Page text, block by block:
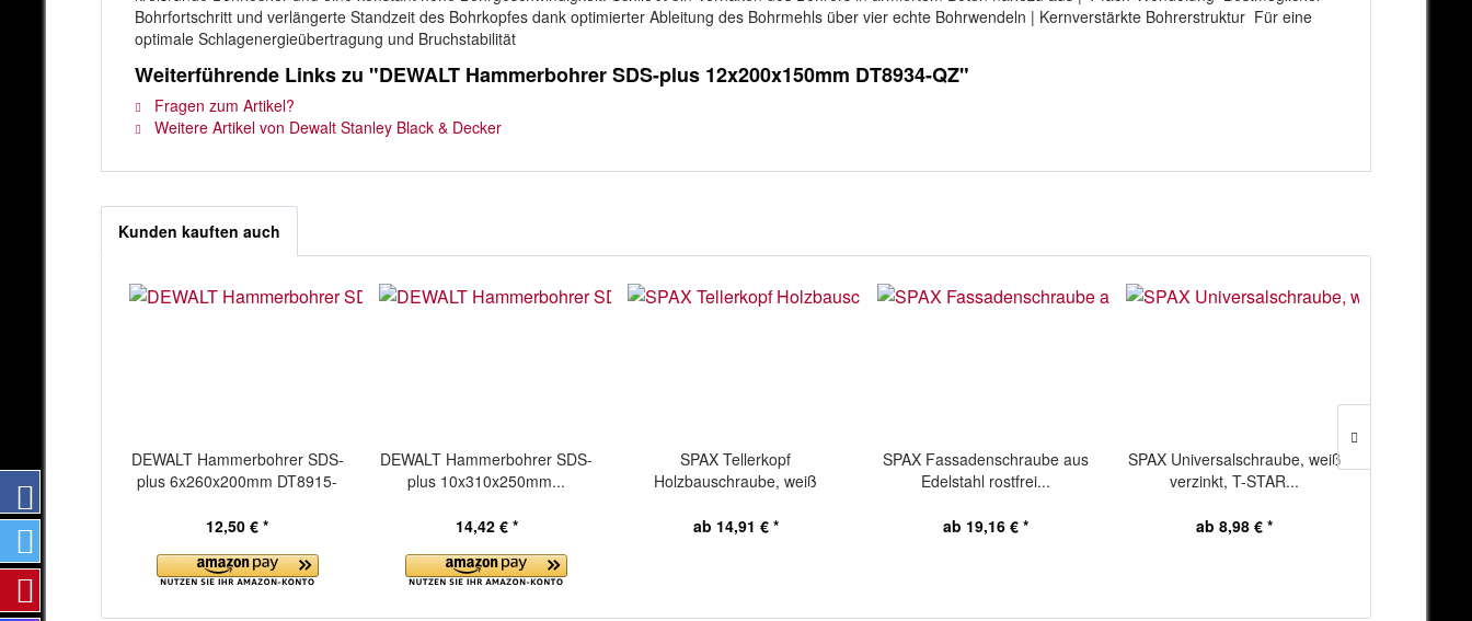
Bohrfortschritt und verlängerte Standzeit des Bohrkopfes dank optimierter Ableitung des Bohrmehls über vier echte Bohrwendeln | Kernverstärkte Bohrerstruktur Für eine
optimale Schlagenergieübertragung und Bruchstabilität
Weiterführende Links zu "DEWALT Hammerbohrer SDS-plus 12x200x150mm DT8934-QZ"
Fragen zum Artikel?
Weitere Artikel von Dewalt Stanley Black & Decker
Kunden kauften auch
DEWALT Hammerbohrer SDS-
plus 6x260x200mm DT8915-
12,50 € *
DEWALT Hammerbohrer SDS-
plus 10x310x250mm...
14,42 € *
SPAX Tellerkopf
Holzbauschraube, weiß
ab 14,91 € *
SPAX Fassadenschraube aus
Edelstahl rostfrei...
ab 19,16 € *
SPAX Universalschraube, weiß
verzinkt, T-STAR...
ab 8,98 € *